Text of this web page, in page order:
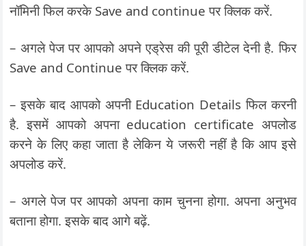
नॉमिनी फिल करके Save and continue पर क्लिक करें.
– अगले पेज पर आपको अपने एड्रेस की पूरी डीटेल देनी है. फिर
Save and Continue पर क्लिक करें.
– इसके बाद आपको अपनी Education Details फिल करनी
है. इसमें आपको अपना education certificate अपलोड
करने के लिए कहा जाता है लेकिन ये जरूरी नहीं है कि आप इसे
अपलोड करें.
– अगले पेज पर आपको अपना काम चुनना होगा. अपना अनुभव
बताना होगा. इसके बाद आगे बढ़ें.